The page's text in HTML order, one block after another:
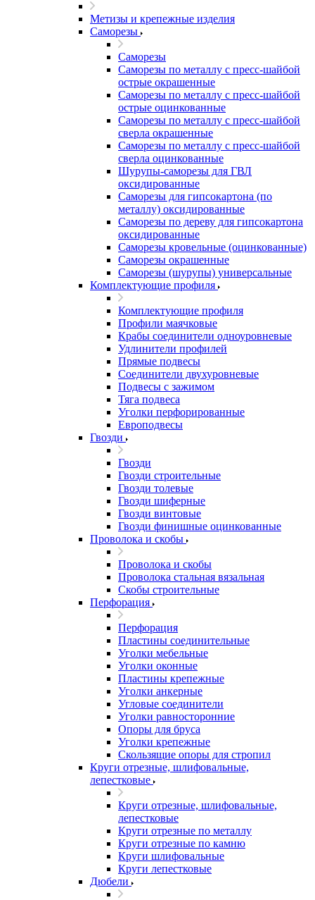
Метизы и крепежные изделия
Саморезы
Саморезы
Саморезы по металлу с пресс-шайбой
острые окрашенные
Саморезы по металлу с пресс-шайбой
острые оцинкованные
Саморезы по металлу с пресс-шайбой
сверла окрашенные
Саморезы по металлу с пресс-шайбой
сверла оцинкованные
Шурупы-саморезы для ГВЛ
оксидированные
Саморезы для гипсокартона (по
металлу) оксидированные
Саморезы по дереву для гипсокартона
оксидированные
Саморезы кровельные (оцинкованные)
Саморезы окрашенные
Саморезы (шурупы) универсальные
Комплектующие профиля
Комплектующие профиля
Профили маячковые
Крабы соединители одноуровневые
Удлинители профилей
Прямые подвесы
Соединители двухуровневые
Подвесы с зажимом
Тяга подвеса
Уголки перфорированные
Европодвесы
Гвозди
Гвозди
Гвозди строительные
Гвозди толевые
Гвозди шиферные
Гвозди винтовые
Гвозди финишные оцинкованные
Проволока и скобы
Проволока и скобы
Проволока стальная вязальная
Скобы строительные
Перфорация
Перфорация
Пластины соединительные
Уголки мебельные
Уголки оконные
Пластины крепежные
Уголки анкерные
Угловые соединители
Уголки равносторонние
Опоры для бруса
Уголки крепежные
Скользящие опоры для стропил
Круги отрезные, шлифовальные,
лепестковые
Круги отрезные, шлифовальные,
лепестковые
Круги отрезные по металлу
Круги отрезные по камню
Круги шлифовальные
Круги лепестковые
Дюбели